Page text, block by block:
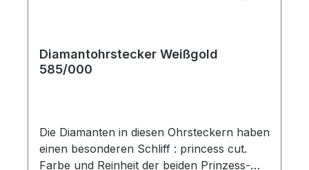
Diamantohrstecker Weißgold
585/000
Die Diamanten in diesen Ohrsteckern haben
einen besonderen Schliff : princess cut.
Farbe und Reinheit der beiden Prinzess-